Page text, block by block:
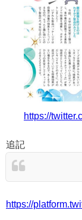
https://
追記
https://